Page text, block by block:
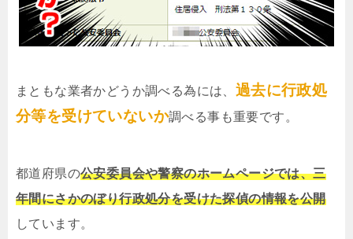
まともな業者かどうか調べる為には、 過去に行政処
分等を受けていないか調べる事も重要です。
都道府県の公安委員会や警察のホームページでは、三
年間にさかのぼり行政処分を受けた探偵の情報を公開
しています。